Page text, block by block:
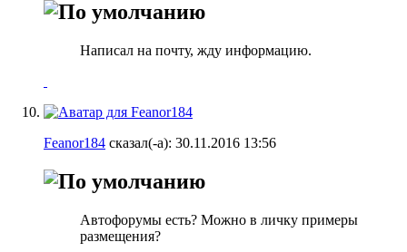
Написал на почту, жду информацию.
Feanor184 сказал(-а): 30.11.2016 13:56
Автофорумы есть? Можно в личку примеры
размещения?